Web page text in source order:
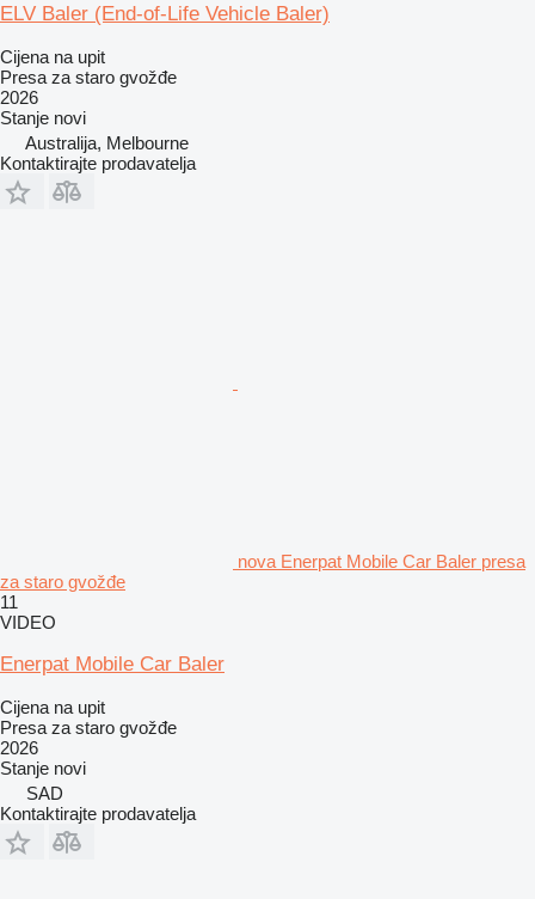
ELV Baler (End-of-Life Vehicle Baler)
Cijena na upit
Presa za staro gvožđe
2026
Stanje novi
Australija, Melbourne
Kontaktirajte prodavatelja
nova Enerpat Mobile Car Baler presa
za staro gvožđe
11
VIDEO
Enerpat Mobile Car Baler
Cijena na upit
Presa za staro gvožđe
2026
Stanje novi
SAD
Kontaktirajte prodavatelja